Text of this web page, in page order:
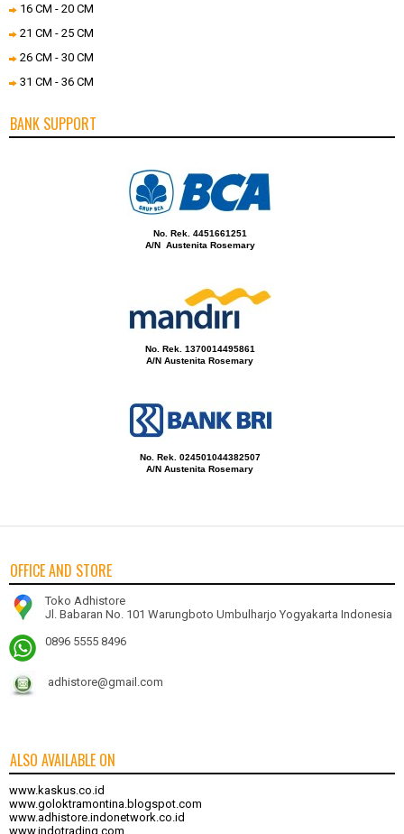
16 CM - 20 CM
21 CM - 25 CM
26 CM - 30 CM
31 CM - 36 CM
BANK SUPPORT
No. Rek. 4451661251
A/N Austenita Rosemary
No. Rek. 1370014495861
A/N Austenita Rosemary
No. Rek. 024501044382507
A/N Austenita Rosemary
OFFICE AND STORE
Toko Adhistore
Jl. Babaran No. 101 Warungboto Umbulharjo Yogyakarta Indonesia
0896 5555 8496
adhistore@gmail.com
ALSO AVAILABLE ON
www.kaskus.co.id
www.goloktramontina.blogspot.com
www.adhistore.indonetwork.co.id
www.indotrading.com